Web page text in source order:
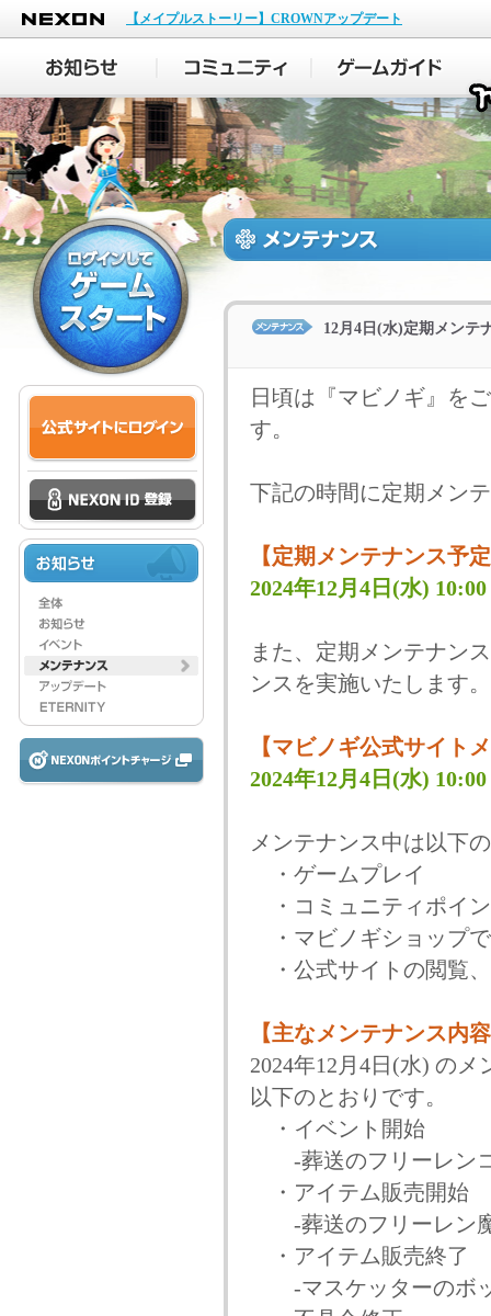
NEXON
【メイプルストーリー】CROWNアップデート
12月4日(水)定期メンテ
日頃は『マビノギ』を
す。
下記の時間に定期メン
【定期メンテナンス予
2024年12月4日(水)
また、定期メンテナン
ンスを実施いたします。
【マビノギ公式サイト
2024年12月4日(水)
メンテナンス中は以下
・ゲームプレイ
・コミュニティポイ
・マビノギショップ
・公式サイトの閲覧
【主なメンテナンス内
2024年12月4日(水) の
以下のとおりです。
・イベント開始
-葬送のフリーレンコ
・アイテム販売開始
-葬送のフリーレン
・アイテム販売終了
-マスケッターのボ